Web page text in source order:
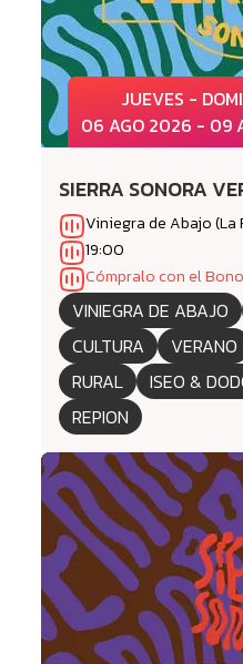
JUEVES -
06 AGO 2026 - 09
SIERRA SONORA
Viniegra de Abajo (La
19:00
Cómpralo con el
VINIEGRA DE ABAJO
CULTURA
VERANO
RURAL
ISEO &
REPION